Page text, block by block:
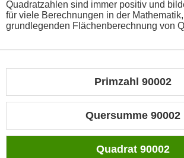
Quadratzahlen sind immer positiv und
für viele Berechnungen in der
grundlegenden Flächenberechnung von
Primzahl 90002
Quersumme 90002
Quadrat 90002